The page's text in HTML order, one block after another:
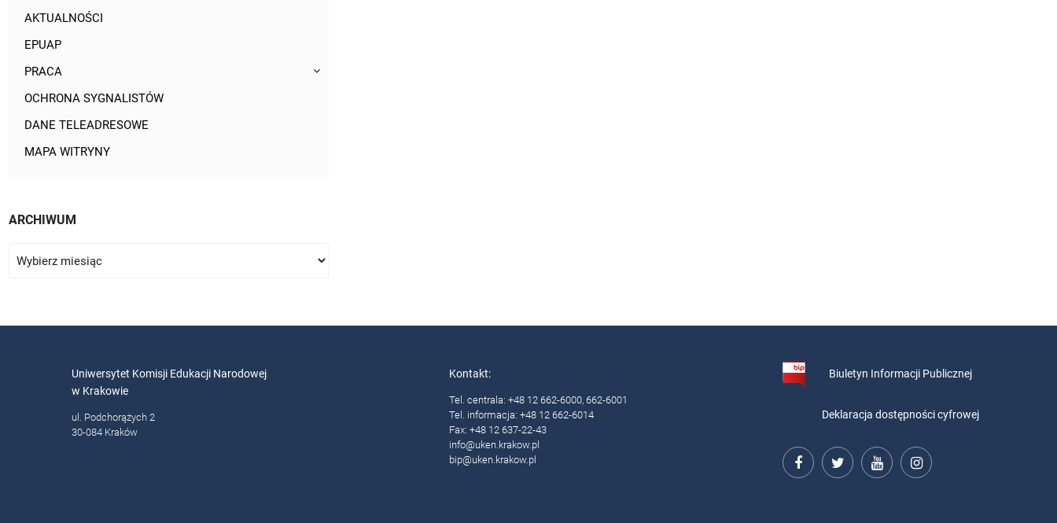
AKTUALNOŚCI
EPUAP
PRACA
OCHRONA SYGNALISTÓW
DANE TELEADRESOWE
MAPA WITRYNY
ARCHIWUM
Uniwersytet Komisji Edukacji Narodowej
w Krakowie
ul. Podchorążych 2
30-084 Kraków
Kontakt:
Tel. centrala: +48 12 662-6000, 662-6001
Tel. informacja: +48 12 662-6014
Fax: +48 12 637-22-43
info@uken.krakow.pl
bip@uken.krakow.pl
Biuletyn Informacji Publicznej
Deklaracja dostępności cyfrowej